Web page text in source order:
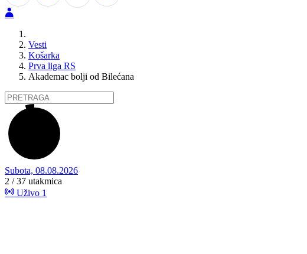
Vesti
Košarka
Prva liga RS
Akademac bolji od Bilećana
Subota, 08.08.2026
2 / 37 utakmica
Uživo 1